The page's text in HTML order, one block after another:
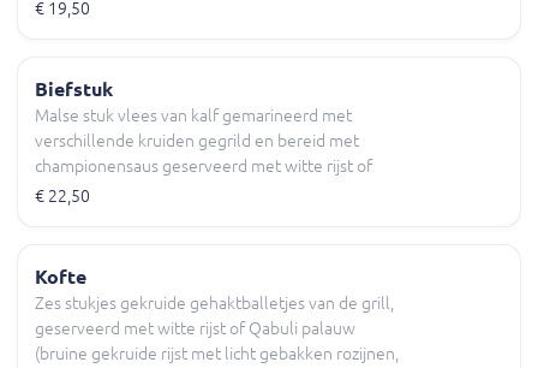
€ 19,50
Biefstuk
Malse stuk vlees van kalf gemarineerd met
verschillende kruiden gegrild en bereid met
championensaus geserveerd met witte rijst of
Qabuli palauw, diverse salade, chatni en naan
€ 22,50
Kofte
Zes stukjes gekruide gehaktballetjes van de grill,
geserveerd met witte rijst of Qabuli palauw
(bruine gekruide rijst met licht gebakken rozijnen,